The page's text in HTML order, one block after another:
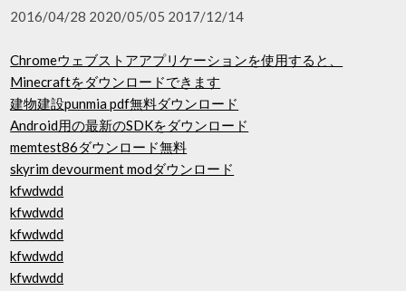
2016/04/28 2020/05/05 2017/12/14
Chromeウェブストアアプリケーションを使用すると、
Minecraftをダウンロードできます
建物建設punmia pdf無料ダウンロード
Android用の最新のSDKをダウンロード
memtest86ダウンロード無料
skyrim devourment modダウンロード
kfwdwdd
kfwdwdd
kfwdwdd
kfwdwdd
kfwdwdd